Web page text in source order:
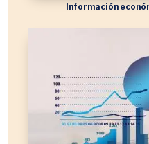
Información